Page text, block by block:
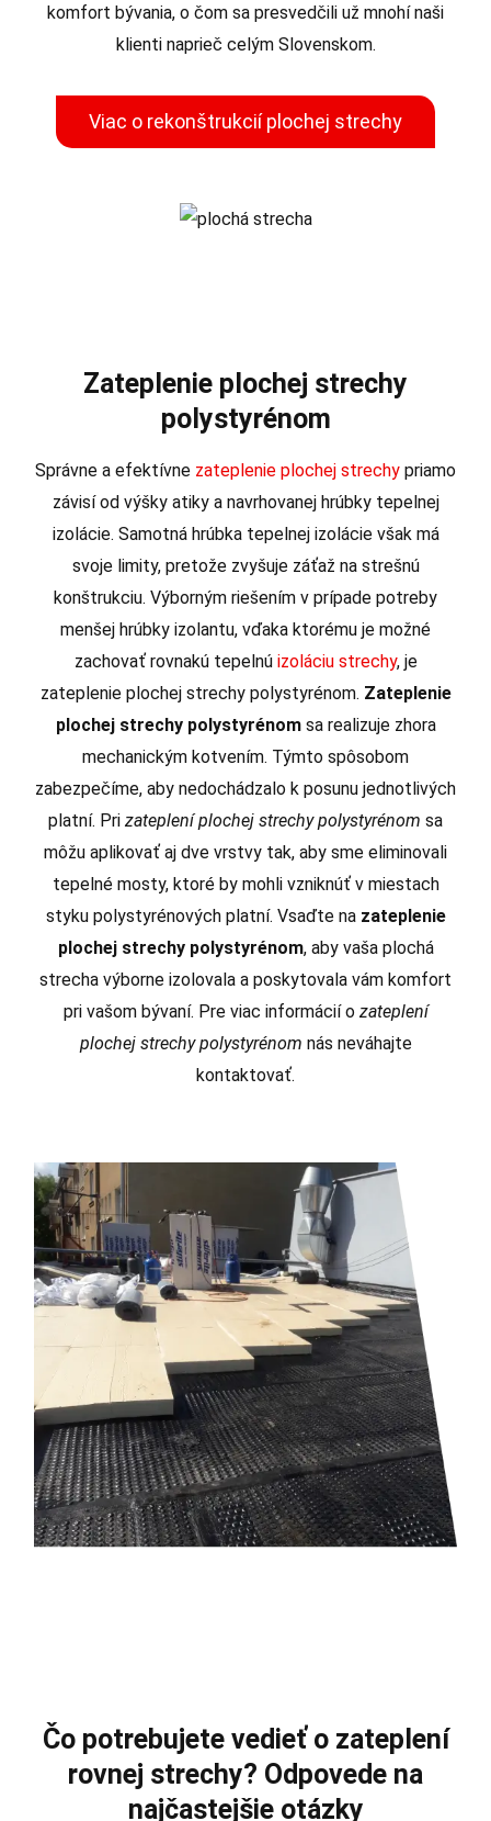
komfort bývania, o čom sa presvedčili už mnohí naši
klienti naprieč celým Slovenskom.
Viac o rekonštrukcií plochej strechy
Zateplenie plochej strechy
polystyrénom
Správne a efektívne zateplenie plochej strechy priamo
závisí od výšky atiky a navrhovanej hrúbky tepelnej
izolácie. Samotná hrúbka tepelnej izolácie však má
svoje limity, pretože zvyšuje záťaž na strešnú
konštrukciu. Výborným riešením v prípade potreby
menšej hrúbky izolantu, vďaka ktorému je možné
zachovať rovnakú tepelnú izoláciu strechy, je
zateplenie plochej strechy polystyrénom. Zateplenie
plochej strechy polystyrénomsa realizuje zhora
mechanickým kotvením. Týmto spôsobom
zabezpečíme, aby nedochádzalo k posunu jednotlivých
platní. Pri zateplení plochej strechy polystyrénom sa
môžu aplikovať aj dve vrstvy tak, aby sme eliminovali
tepelné mosty, ktoré by mohli vzniknúť v miestach
styku polystyrénových platní. Vsaďte na zateplenie
plochej strechy polystyrénom, aby vaša plochá
strecha výborne izolovala a poskytovala vám komfort
pri vašom bývaní. Pre viac informácií o zateplení
plochej strechy polystyrénom nás neváhajte
kontaktovať.
Čo potrebujete vedieť o zateplení
rovnej strechy? Odpovede na
najčastejšie otázky